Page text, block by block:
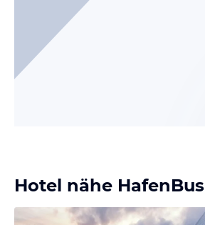
Hotel nähe HafenBus